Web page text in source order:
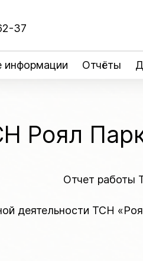
37
информации Отчёты
Роял
Отчет работы
деятельности ТСН